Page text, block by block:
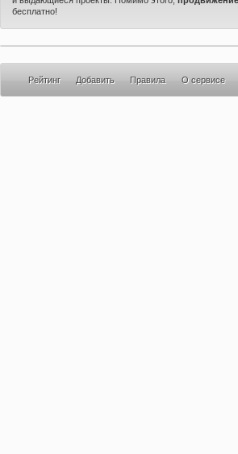
бесплатно!
Рейтинг Добавить Правила О сервисе